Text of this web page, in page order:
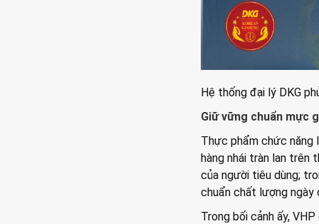
Hệ thống đại lý DKG
Giữ vững chuẩn mực
Thực phẩm chức năng
hàng nhái tràn lan trên
của người tiêu dùng;
chuẩn chất lượng ngày
Trong bối cảnh ấy,